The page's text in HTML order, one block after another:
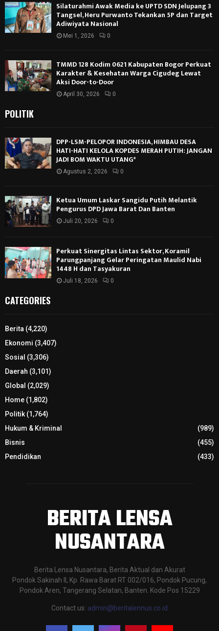
Silaturahmi Awak Media ke UPTD SDN Jelupang 3
Tangsel, Heru Purwanto Tekankan 5P dan Target
Adiwiyata Nasional
Mei 1, 2026 0
TMMD 128 Kodim 0621 Kabupaten Bogor Perkuat
Karakter & Kesehatan Warga Cigudeg Lewat
Aksi Door-to-Door
April 30, 2026 0
POLITIK
DPP-LSM-PELOPOR INDONESIA, HIMBAU DESA
HATI-HATI KELOLA KOPDES MERAH PUTIH: JANGAN
JADI BOM WAKTU UTANG*
Agustus 2, 2026 0
Ketua Umum Laskar Sangidu Putih Melantik
Pengurus DPD Jawa Barat Dan Banten
Juli 20, 2026 0
Perkuat Sinergitas Lintas Sektor, Koramil
Parungpanjang Gelar Peringatan Maulid Nabi
1448 H dan Tasyakuran
Juli 18, 2026 0
CATEGORIES
Berita (4,220)
Ekonomi (3,407)
Sosial (3,306)
Daerah (3,101)
Global (2,029)
Home (1,802)
Politik(1,764)
Hukum & Kriminal
(989)
Bisnis
(455)
Pendidikan
(433)
BERITA LENSA
NUSANTARA
Berita Lensa Nusantara, Berita Aktual dan Akurat
Pondok Sakinah II, Kp. Rawa Barat RT 002/016, Pondok Pucung,
Pondok Aren, Tangerang Selatan, Banten. Kode Pos 15229
Contact us: admin@beritalennus.co.id